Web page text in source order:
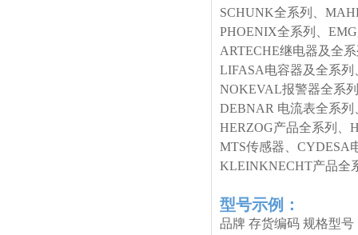
SCHUNK全系列、
PHOENIX全系列、
ARTECHE继电器及全
LIFASA电容器及全系
NOKEVAL报警器全系
DEBNAR 电流表全系
HERZOG产品全系列、
MTS传感器、CYDESA
KLEINKNECHT产品全
型号示例：
品牌 存货编码 规格型号